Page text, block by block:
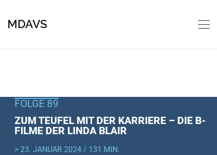
MDAVS
FOLGE 89
ZUM TEUFEL MIT DER KARRIERE – DIE B-
FILME DER LINDA BLAIR
> 23. JANUAR 2024 / 131 MIN.